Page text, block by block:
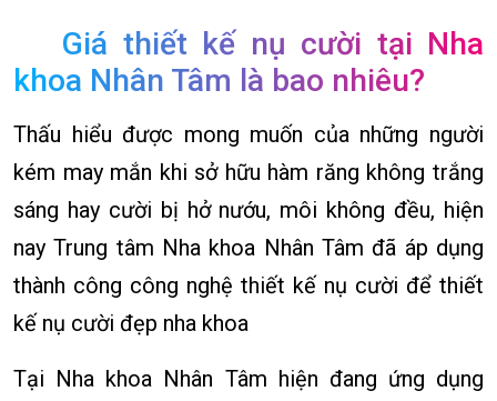
Giá thiết kế nụ cười tại Nha
khoa Nhân Tâm là bao nhiêu?
Thấu hiểu được mong muốn của những người
kém may mắn khi sở hữu hàm răng không trắng
sáng hay cười bị hở nướu, môi không đều, hiện
nay Trung tâm Nha khoa Nhân Tâm đã áp dụng
thành công công nghệ thiết kế nụ cười để thiết
kế nụ cười đẹp nha khoa
Tại Nha khoa Nhân Tâm hiện đang ứng dụng